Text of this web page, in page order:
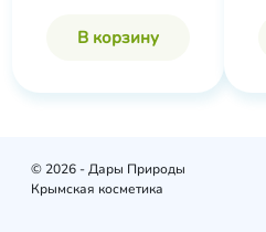
В корзину
© 2026 - Дары Природы
Крымская косметика